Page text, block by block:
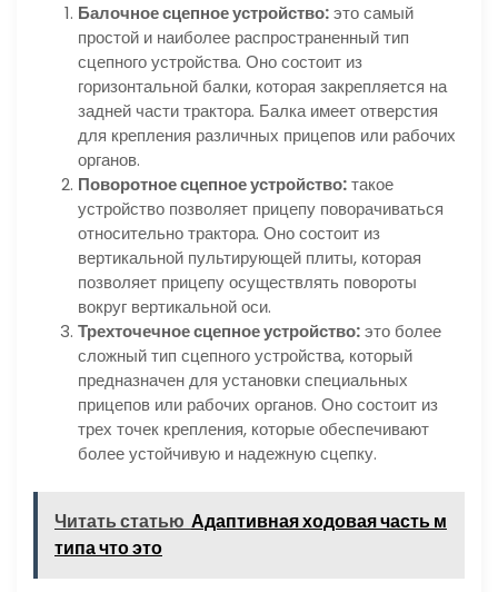
Балочное сцепное устройство:это самый
простой и наиболее распространенный тип
сцепного устройства. Оно состоит из
горизонтальной балки, которая закрепляется на
задней части трактора. Балка имеет отверстия
для крепления различных прицепов или рабочих
органов.
Поворотное сцепное устройство:такое
устройство позволяет прицепу поворачиваться
относительно трактора. Оно состоит из
вертикальной пультирующей плиты, которая
позволяет прицепу осуществлять повороты
вокруг вертикальной оси.
Трехточечное сцепное устройство:это более
сложный тип сцепного устройства, который
предназначен для установки специальных
прицепов или рабочих органов. Оно состоит из
трех точек крепления, которые обеспечивают
более устойчивую и надежную сцепку.
Читать статью Адаптивная ходовая часть м
типа что это